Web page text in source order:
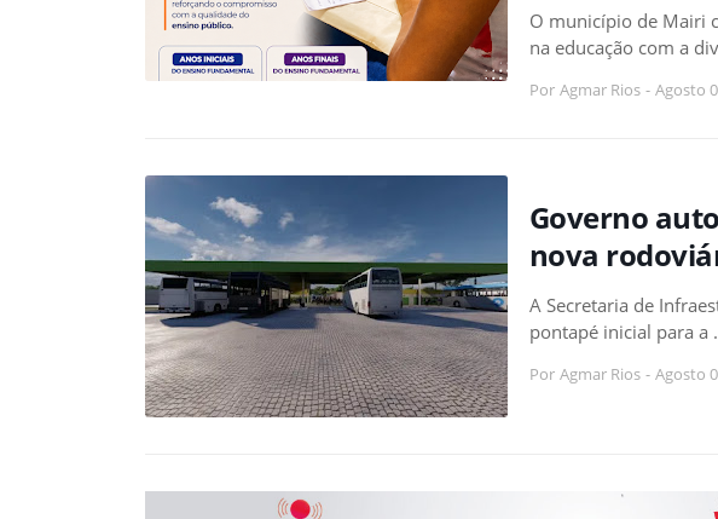
O município de Mairi
na educação com a
Por Agmar Rios - Agosto
Governo
nova
A Secretaria de
pontapé inicial para a
Por Agmar Rios - Agosto